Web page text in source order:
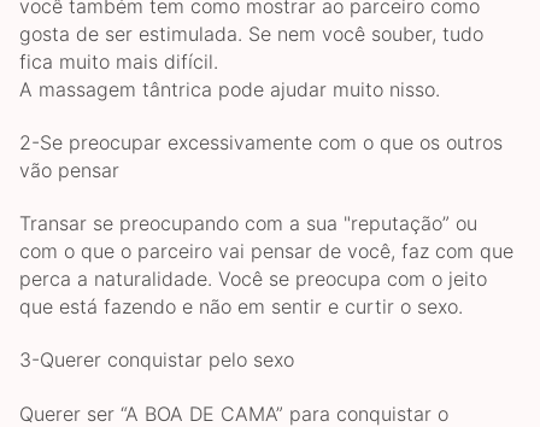
você também tem como mostrar ao parceiro como
gosta de ser estimulada. Se nem você souber, tudo
fica muito mais difícil.
A massagem tântrica pode ajudar muito nisso.
2-Se preocupar excessivamente com o que os outros
vão pensar
Transar se preocupando com a sua "reputação” ou
com o que o parceiro vai pensar de você, faz com que
perca a naturalidade. Você se preocupa com o jeito
que está fazendo e não em sentir e curtir o sexo.
3-Querer conquistar pelo sexo
Querer ser “A BOA DE CAMA” para conquistar o